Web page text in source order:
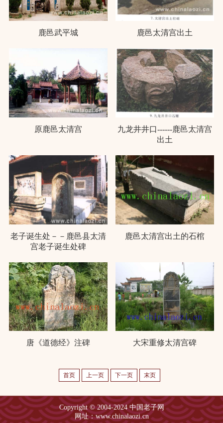
鹿邑武平城 鹿邑太清宫出土
原鹿邑太清宫
九龙井井口------鹿邑太清宫
出土
老子诞生处－－鹿邑县太清
宫老子诞生处碑
鹿邑太清宫出土的石棺
唐《道德经》注碑 大宋重修太清宫碑
首页 上一页 下一页 末页
Copyright © 2004-2024 中国老子网
网址：www.chinalaozi.cn